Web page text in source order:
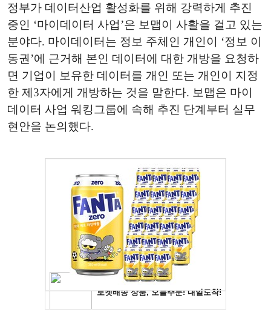
정부가 데이터산업 활성화를 위해 강력하게 추진
중인 ‘마이데이터 사업’은 보맵이 사활을 걸고 있는
분야다. 마이데이터는 정보 주체인 개인이 ‘정보 이
동권’에 근거해 본인 데이터에 대한 개방을 요청하
면 기업이 보유한 데이터를 개인 또는 개인이 지정
한 제3자에게 개방하는 것을 말한다. 보맵은 마이
데이터 사업 워킹그룹에 속해 추진 단계부터 실무
현안을 논의했다.